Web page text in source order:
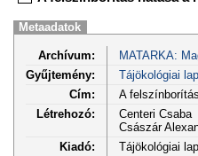
Metaadatok
Archívum:
MATARKA:
Gyűjtemény:
Tájökológiai
Cím:
A
Létrehozó:
Centeri Csaba
Császár
Kiadó:
Tájökológiai